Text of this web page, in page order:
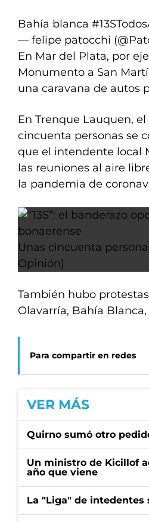
Bahía blanca
— felipe patocchi
En Mar del Plata, por
Monumento a San
una caravana de autos
En Trenque Lauquen,
cincuenta personas se
que el intendente local
las reuniones al aire
la pandemia de
Unas cincuenta
Opinión)
También hubo
Olavarría, Bahía
Para compartir en redes
VER MÁS
Quirno sumó otro
Un ministro de Kicillof
año que viene
La "Liga" de intedentes